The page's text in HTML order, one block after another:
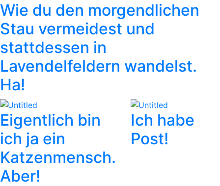
Wie du den morgendlichen
Stau vermeidest und
stattdessen in
Lavendelfeldern wandelst.
Ha!
Eigentlich bin
ich ja ein
Katzenmensch.
Aber!
Ich habe
Post!
zurück